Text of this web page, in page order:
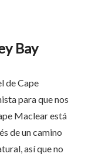
Bay
de Cape
para que nos
Maclear está
de un camino
así que no